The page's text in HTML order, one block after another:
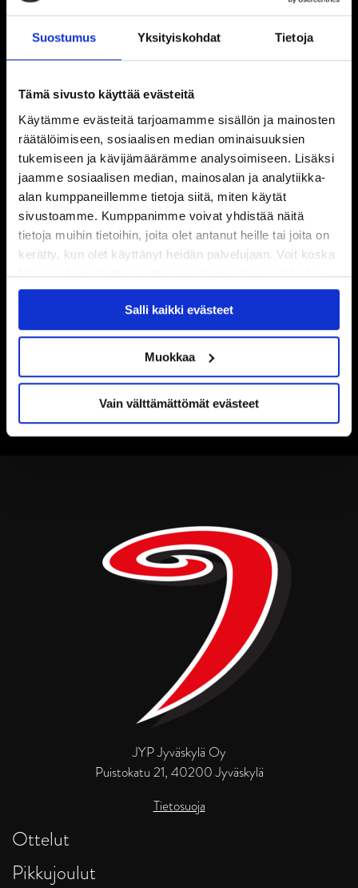
Suostumus Yksityiskohdat Tietoja
Tämä sivusto käyttää evästeitä
Käytämme evästeitä tarjoamamme sisällön ja mainosten
räätälöimiseen, sosiaalisen median ominaisuuksien
tukemiseen ja kävijämäärämme analysoimiseen. Lisäksi
jaamme sosiaalisen median, mainosalan ja analytiikka-
alan kumppaneillemme tietoja siitä, miten käytät
sivustoamme. Kumppanimme voivat yhdistää näitä
tietoja muihin tietoihin, joita olet antanut heille tai joita on
kerätty, kun olet käyttänyt heidän palvelujaan. Voit koska
tahansa kumota tai muuttaa suostumustasi evästeiden
käytöstäEvästeet-sivultamme.
Salli kaikki evästeet
Muokkaa
Vain välttämättömät evästeet
JYP Jyväskylä Oy
Puistokatu 21, 40200 Jyväskylä
Tietosuoja
Ottelut
Pikkujoulut